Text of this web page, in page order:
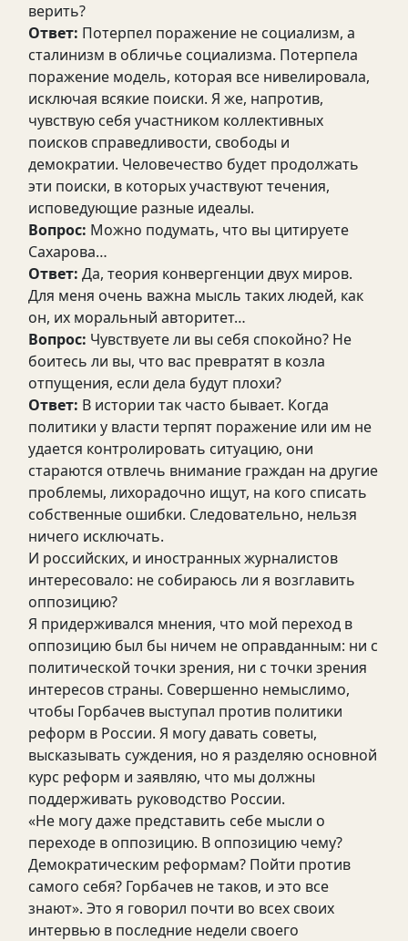
верить?
Ответ: Потерпел поражение не социализм, а
сталинизм в обличье социализма. Потерпела
поражение модель, которая все нивелировала,
исключая всякие поиски. Я же, напротив,
чувствую себя участником коллективных
поисков справедливости, свободы и
демократии. Человечество будет продолжать
эти поиски, в которых участвуют течения,
исповедующие разные идеалы.
Вопрос: Можно подумать, что вы цитируете
Сахарова…
Ответ: Да, теория конвергенции двух миров.
Для меня очень важна мысль таких людей, как
он, их моральный авторитет…
Вопрос: Чувствуете ли вы себя спокойно? Не
боитесь ли вы, что вас превратят в козла
отпущения, если дела будут плохи?
Ответ: В истории так часто бывает. Когда
политики у власти терпят поражение или им не
удается контролировать ситуацию, они
стараются отвлечь внимание граждан на другие
проблемы, лихорадочно ищут, на кого списать
собственные ошибки. Следовательно, нельзя
ничего исключать.
И российских, и иностранных журналистов
интересовало: не собираюсь ли я возглавить
оппозицию?
Я придерживался мнения, что мой переход в
оппозицию был бы ничем не оправданным: ни с
политической точки зрения, ни с точки зрения
интересов страны. Совершенно немыслимо,
чтобы Горбачев выступал против политики
реформ в России. Я могу давать советы,
высказывать суждения, но я разделяю основной
курс реформ и заявляю, что мы должны
поддерживать руководство России.
«Не могу даже представить себе мысли о
переходе в оппозицию. В оппозицию чему?
Демократическим реформам? Пойти против
самого себя? Горбачев не таков, и это все
знают». Это я говорил почти во всех своих
интервью в последние недели своего